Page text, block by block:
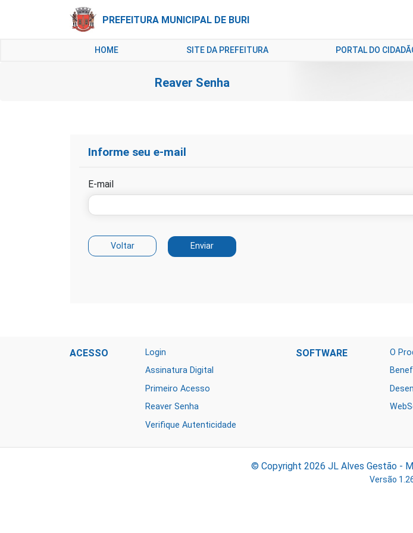
PREFEITURA MUNICIPAL DE BURI
HOME SITE DA PREFEITURA PORTAL DO
Reaver Senha
Informe seu e-mail
E-mail
ACESSO
Login
Assinatura Digital
Primeiro Acesso
Reaver Senha
Verifique Autenticidade
SOFTWARE
O
© Copyright 2026 JL Alves Gestão -
Versão